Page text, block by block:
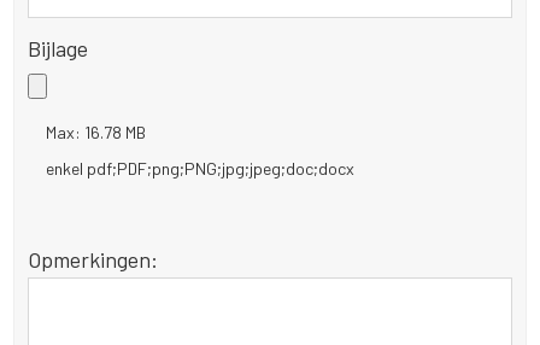
Bijlage
Max: 16.78 MB
enkel pdf;PDF;png;PNG;jpg;jpeg;doc;docx
Opmerkingen: